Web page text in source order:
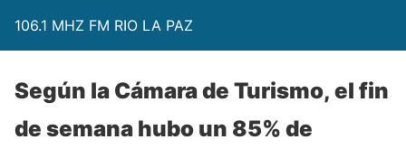
106.1 MHZ FM RIO LA PAZ
Según la Cámara de Turismo, el fin
de semana hubo un 85% de